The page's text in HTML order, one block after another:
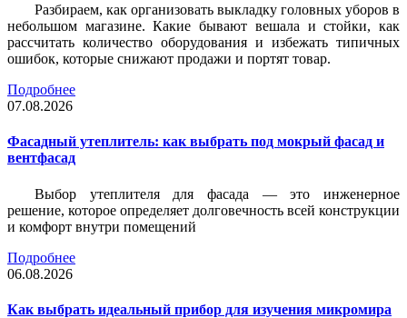
Разбираем, как организовать выкладку головных уборов в
небольшом магазине. Какие бывают вешала и стойки, как
рассчитать количество оборудования и избежать типичных
ошибок, которые снижают продажи и портят товар.
Подробнее
07.08.2026
Фасадный утеплитель: как выбрать под мокрый фасад и
вентфасад
Выбор утеплителя для фасада — это инженерное
решение, которое определяет долговечность всей конструкции
и комфорт внутри помещений
Подробнее
06.08.2026
Как выбрать идеальный прибор для изучения микромира